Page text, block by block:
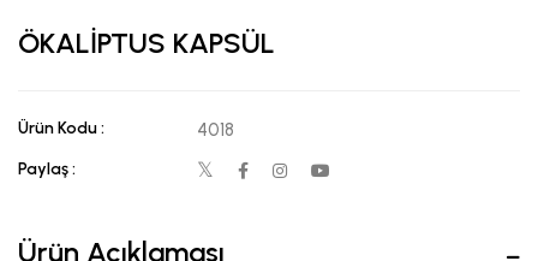
ÖKALİPTUS KAPSÜL
Ürün Kodu : 4018
Paylaş :
Ürün Açıklaması